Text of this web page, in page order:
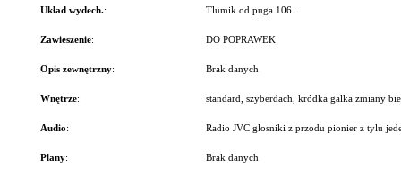
Układ wydech.: Tlumik od puga 106...
Zawieszenie: DO POPRAWEK
Opis zewnętrzny: Brak danych
Wnętrze: standard, szyberdach, kródka galka zmiany
Audio: Radio JVC glosniki z przodu pionier z tylu
Plany: Brak danych